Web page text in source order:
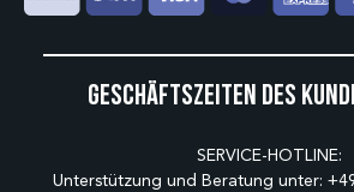
Geschäftszeiten des
SERVICE-HOTLINE:
Unterstützung und Beratung unter: